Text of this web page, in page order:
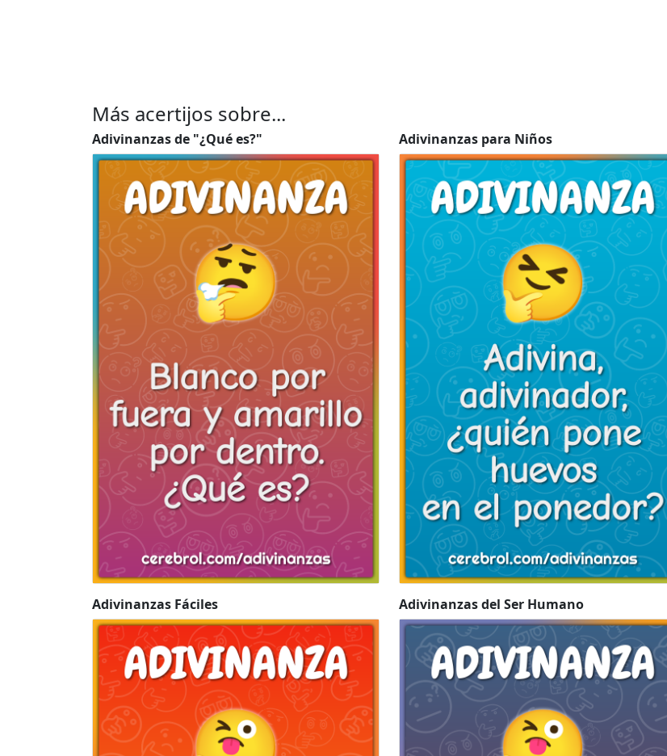
Más acertijos sobre...
Adivinanzas de "¿Qué es?" Adivinanzas para Niños
Adivinanzas Fáciles Adivinanzas del Ser Humano